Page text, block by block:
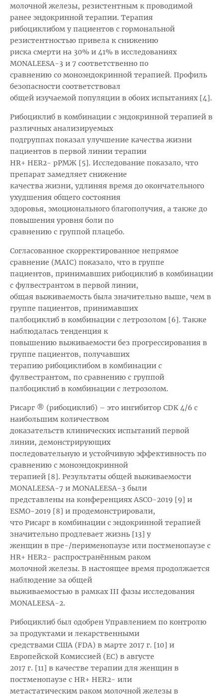
молочной железы, резистентным к проводимой
ранее эндокринной терапии. Терапия
рибоциклибом у пациентов с гормональной
резистентностью привела к снижению
риска смерти на 30% и 41% в исследованиях
MONALEESA-3 и 7 соответственно по
сравнению со моноэндокринной терапией. Профиль
безопасности соответствовал
общей изучаемой популяции в обоих испытаниях [4].
Рибоциклиб в комбинации с эндокринной терапией в
различных анализируемых
подгруппах показал улучшение качества жизни
пациентов в первой линии терапии
HR+ HER2- рРМЖ [5]. Исследование показало, что
препарат замедляет снижение
качества жизни, удлиняя время до окончательного
ухудшения общего состояния
здоровья, эмоционального благополучия, а также до
повышения уровня боли по
сравнению с группой плацебо.
Согласованное скорректированное непрямое
сравнение (MAIC) показало, что в группе
пациентов, принимавших рибоциклиб в комбинации
с фулвестрантом в первой линии,
общая выживаемость была значительно выше, чем в
группе пациентов, принимавших
палбоциклиб в комбинации с летрозолом [6]. Также
наблюдалась тенденция к
повышению выживаемости без прогрессирования в
группе пациентов, получавших
терапию рибоциклибом в комбинации с
фулвестрантом, по сравнению с группой
палбоциклиб в комбинации с летрозолом.
Рисарг ® (рибоциклиб) – это ингибитор CDK 4/6 с
наибольшим количеством
доказательств клинических испытаний первой
линии, демонстрирующих
последовательную и устойчивую эффективность по
сравнению с моноэндокринной
терапией [8]. Результаты общей выживаемости
MONALEESA-7 и MONALEESA-3 были
представлены на конференциях ASCO-2019 [9] и
ESMO-2019 [8] и продемонстрировали,
что Рисарг в комбинации с эндокринной терапией
значительно продлевает жизнь [13] у
женщин в пре-/перименопаузе или постменопаузе с
HR+ HER2- распространённым раком
молочной железы. В настоящее время продолжается
наблюдение за общей
выживаемостью в рамках III фазы исследования
MONALEESA-2.
Рибоциклиб был одобрен Управлением по контролю
за продуктами и лекарственными
средствами США (FDA) в марте 2017 г. [10] и
Европейской Комиссией (ЕС) в августе
2017 г. [11] в качестве терапии для женщин в
постменопаузе с HR+ HER2- или
метастатическим раком молочной железы в